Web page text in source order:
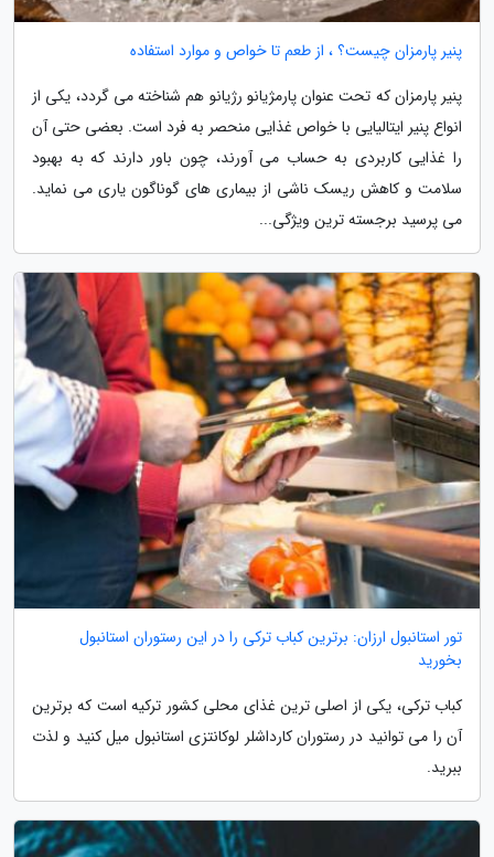
پنیر پارمزان چیست؟ ، از طعم تا خواص و موارد استفاده
پنیر پارمزان که تحت عنوان پارمژیانو رژیانو هم شناخته می گردد، یکی از
انواع پنیر ایتالیایی با خواص غذایی منحصر به فرد است. بعضی حتی آن
را غذایی کاربردی به حساب می آورند، چون باور دارند که به بهبود
سلامت و کاهش ریسک ناشی از بیماری های گوناگون یاری می نماید.
می پرسید برجسته ترین ویژگی...
تور استانبول ارزان: برترین کباب ترکی را در این رستوران استانبول
بخورید
کباب ترکی، یکی از اصلی ترین غذای محلی کشور ترکیه است که برترین
آن را می توانید در رستوران کارداشلر لوکانتزی استانبول میل کنید و لذت
ببرید.